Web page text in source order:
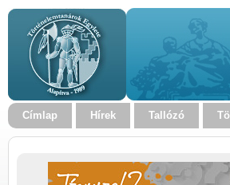
Címlap Hírek Tallózó